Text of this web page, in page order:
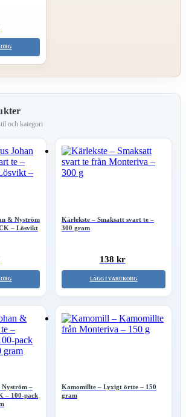
& Nyström
– Lösvikt
Kärlekste – Smaksatt svart te –
300 gram
138 kr
LÄGG I VARUKORG
Nyström –
– 100-pack
Kamomillte – Lyxigt örtte – 150
gram